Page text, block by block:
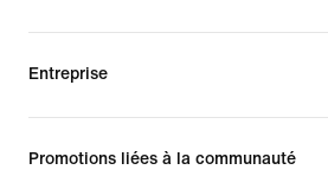
Entreprise
Promotions liées à la communauté